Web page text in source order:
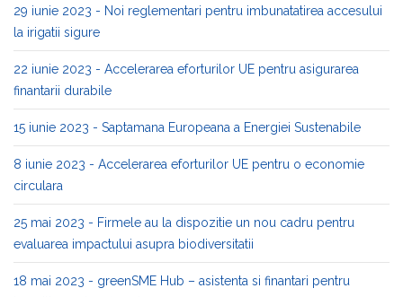
29 iunie 2023 - Noi reglementari pentru imbunatatirea accesului
la irigatii sigure
22 iunie 2023 - Accelerarea eforturilor UE pentru asigurarea
finantarii durabile
15 iunie 2023 - Saptamana Europeana a Energiei Sustenabile
8 iunie 2023 - Accelerarea eforturilor UE pentru o economie
circulara
25 mai 2023 - Firmele au la dispozitie un nou cadru pentru
evaluarea impactului asupra biodiversitatii
18 mai 2023 - greenSME Hub – asistenta si finantari pentru